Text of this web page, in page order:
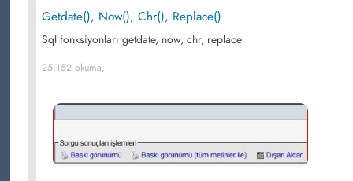
Getdate(), Now(), Chr(), Replace()
Sql fonksiyonları getdate, now, chr, replace
25,152 okuma,